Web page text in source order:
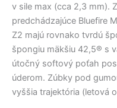
v sile max (cca 2,3 mm).
predchádzajúce Bluefire
Z2 majú rovnako tvrdú
špongiu mäkšiu 42,5® s
útočný softový poťah
úderom. Zúbky pod
vyššia trajektória (letová